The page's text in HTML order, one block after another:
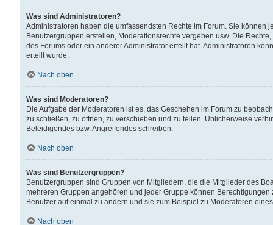
Was sind Administratoren?
Administratoren haben die umfassendsten Rechte im Forum. Sie können
Benutzergruppen erstellen, Moderationsrechte vergeben usw. Die
des Forums oder ein anderer Administrator erteilt hat. Administratoren
erteilt wurde.
Nach oben
Was sind Moderatoren?
Die Aufgabe der Moderatoren ist es, das Geschehen im Forum zu
zu schließen, zu öffnen, zu verschieben und zu teilen. Üblicherweise
Beleidigendes bzw. Angreifendes schreiben.
Nach oben
Was sind Benutzergruppen?
Benutzergruppen sind Gruppen von Mitgliedern, die die Mitglieder des
mehreren Gruppen angehören und jeder Gruppe können
Benutzer auf einmal zu ändern und sie zum Beispiel zu Moderatoren
Nach oben